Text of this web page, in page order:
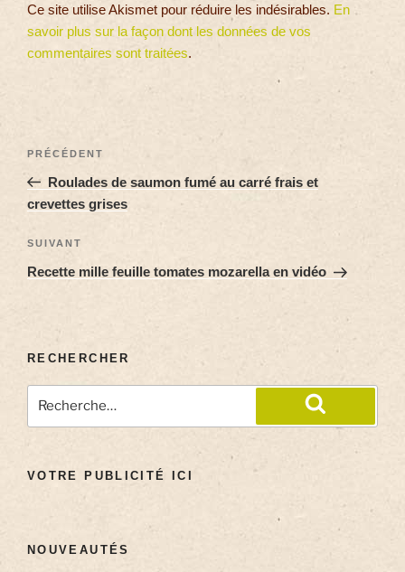
Ce site utilise Akismet pour réduire les indésirables. En
savoir plus sur la façon dont les données de vos
commentaires sont traitées.
PRÉCÉDENT
Roulades de saumon fumé au carré frais et
crevettes grises
SUIVANT
Recette mille feuille tomates mozarella en vidéo
RECHERCHER
VOTRE PUBLICITÉ ICI
NOUVEAUTÉS